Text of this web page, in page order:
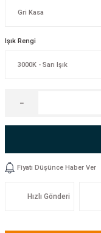
Işık Rengi
Fiyatı Düşünce Haber Ver
Hızlı Gönderi